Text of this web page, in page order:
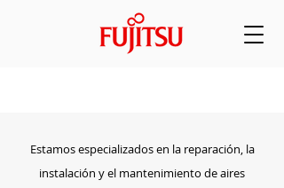
Estamos especializados en la reparación, la
instalación y el mantenimiento de aires